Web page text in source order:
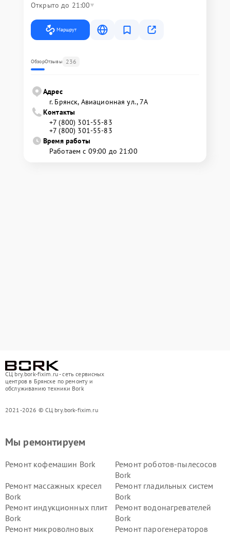
Открыто до 21:00
Маршрут
ОбзорОтзывы 236
Адрес
г. Брянск, Авиационная ул., 7А
Контакты
+7 (800) 301-55-83
+7 (800) 301-55-83
Время работы
Работаем с 09:00 до 21:00
СЦ bry.bork-fixim.ru - сеть сервисных
центров в Брянске по ремонту и
обслуживанию техники Bork
2021-2026 © СЦ bry.bork-fixim.ru
Мы ремонтируем
Ремонт кофемашин Bork
Ремонт роботов-пылесосов
Bork
Ремонт массажных кресел
Bork
Ремонт гладильных систем
Bork
Ремонт индукционных плит
Bork
Ремонт водонагревателей
Bork
Ремонт микроволновых
Ремонт парогенераторов